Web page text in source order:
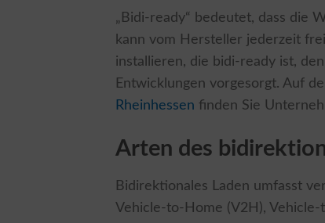
„Bidi-ready“ bedeutet, dass die
kann vom Hersteller jederzeit
installieren, die bidi-ready ist,
Entwicklungen vorgesorgt. Auf
Rheinhessen finden Sie
Arten des
Bidirektionales Laden umfasst
Vehicle-to-Home (V2H),